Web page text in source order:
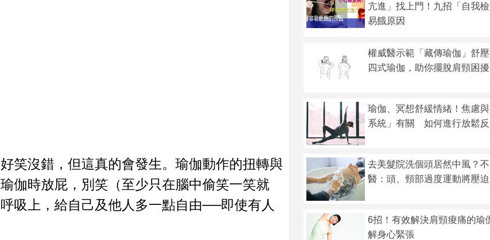
笑沒錯，但這真的會發生。瑜伽動作的扭轉與
伽時放屁，別笑（至少只在腦中偷笑一笑就
吸上，給自己及他人多一點自由──即使有人
亢進」找上門！九招「自我
易餓原因
權威醫示範「藏傳瑜伽」舒
四式瑜伽，助你擺脫肩頸困擾
瑜伽、冥想舒緩情緒！焦慮
系統」有關 如何進行放鬆
去美髮院洗個頭居然中風？
醫：頭、頸部過度運動將壓
6招！有效解決肩頸痠痛的瑜
解身心緊張